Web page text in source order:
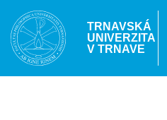
Skočiť
na
hlavný
obsah
TRNAVSKÁ
UNIVERZITA
V TRNAVE